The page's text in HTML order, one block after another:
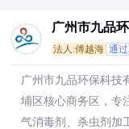
广州市九品
法人:傅越海 通
广州市九品环保科技
埔区核心商务区，专
气消毒剂、杀虫剂加